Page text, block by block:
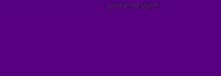
ADVERTISEMENT